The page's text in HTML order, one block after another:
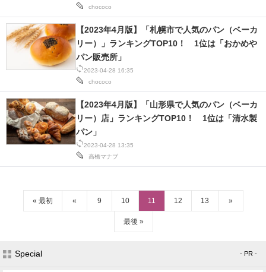
chococo
2023-04-28 16:35
chococo
【2023年4月版】「札幌市で人気のパン（ベーカ
リー）」ランキングTOP10！ 1位は「おかめや
パン販売所」
2023-04-28 13:35
高橋マナブ
【2023年4月版】「山形県で人気のパン（ベーカ
リー）店」ランキングTOP10！ 1位は「清水製
パン」
« 最初 « 9 10 11 12 13 »
最後 »
Special - PR -